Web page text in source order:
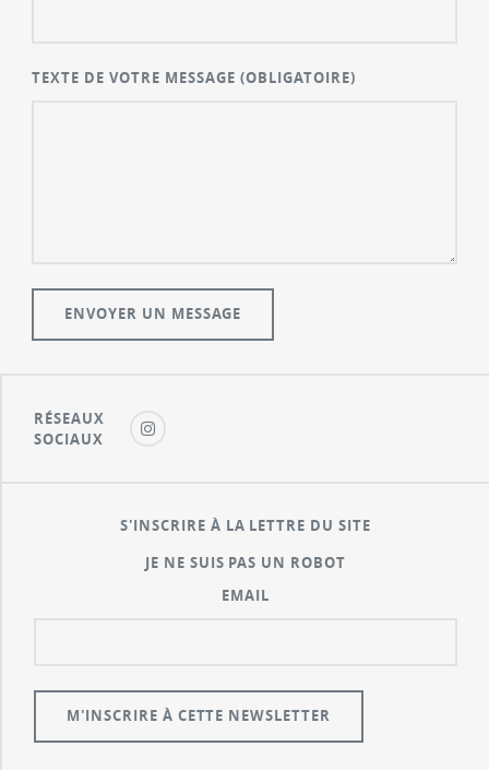
TEXTE DE VOTRE MESSAGE(OBLIGATOIRE)
RÉSEAUX
SOCIAUX
S'INSCRIRE À LA LETTRE DU SITE
JE NE SUIS PAS UN ROBOT
EMAIL